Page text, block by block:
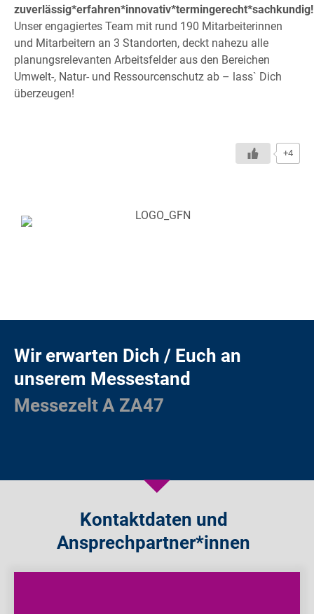
zuverlässig*erfahren*innovativ*termingerecht*sachkundig!
Unser engagiertes Team mit rund 190 Mitarbeiterinnen
und Mitarbeitern an 3 Standorten, deckt nahezu alle
planungsrelevanten Arbeitsfelder aus den Bereichen
Umwelt-, Natur- und Ressourcenschutz ab – lass` Dich
überzeugen!
+4
Wir erwarten Dich / Euch an
unserem Messestand
Messezelt A ZA47
Kontaktdaten und
Ansprechpartner*innen